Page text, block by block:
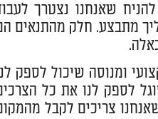
שאנחנו נצטרך
מתבצע. חלק מהתנאים
ומנוסה שיכול לספק
לספק לנו את כל
צריכים לקבל